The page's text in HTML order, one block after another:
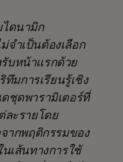
ดนามิก
จำเป็นต้องเลือก
บหน้าแรกด้วย
มการเรียนรู้เชิง
ชุดพารามิเตอร์ที่
ละรายโดย
ากพฤติกรรมของ
เส้นทางการใช้